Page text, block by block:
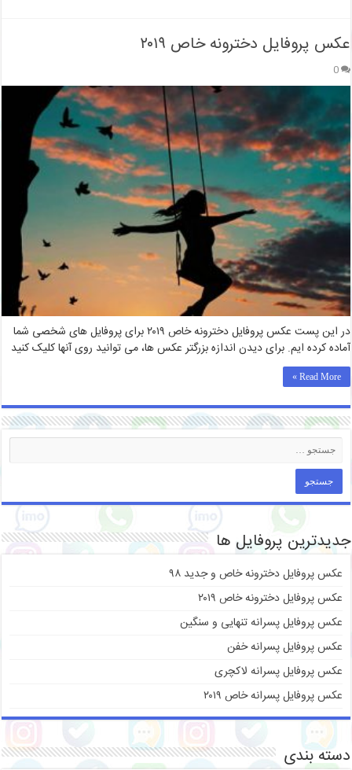
عکس پروفایل دخترونه خاص ۲۰۱۹
0
در این پست عکس پروفایل دخترونه خاص ۲۰۱۹ برای پروفایل های شخصی شما
آماده کرده ایم. برای دیدن اندازه بزرگتر عکس ها، می توانید روی آنها کلیک کنید
Read More »
جدیدترین پروفایل ها
عکس پروفایل دخترونه خاص و جدید ۹۸
عکس پروفایل دخترونه خاص ۲۰۱۹
عکس پروفایل پسرانه تنهایی و سنگین
عکس پروفایل پسرانه خفن
عکس پروفایل پسرانه لاکچری
عکس پروفایل پسرانه خاص ۲۰۱۹
دسته بندی